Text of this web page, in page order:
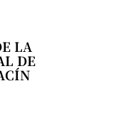
LA
DE